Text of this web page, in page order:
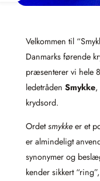
Velkommen til
Danmarks førende
præsenterer vi hele
ledetråden Smykke,
krydsord.
Ordetsmykke er et
er almindeligt
synonymer og
kender sikkert